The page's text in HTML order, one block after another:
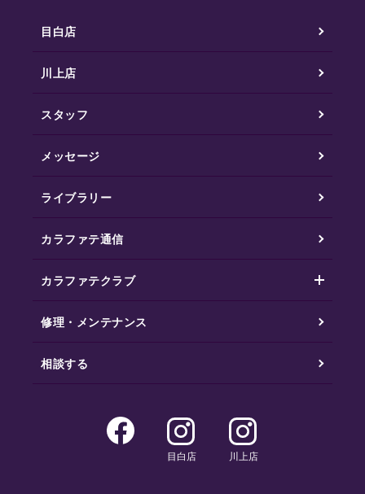
目白店
川上店
スタッフ
メッセージ
ライブラリー
カラファテ通信
カラファテクラブ
修理・メンテナンス
相談する
目白店 川上店